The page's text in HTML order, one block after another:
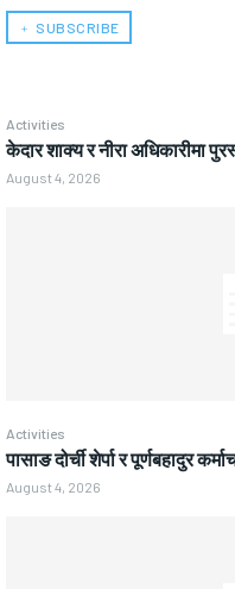
﹢ SUBSCRIBE
Activities
केदार शाक्य र नीरा अधिकारीमा
August 4, 2026
Activities
पासाङ दोर्ची शेर्पा र पूर्णबहादुर
August 4, 2026